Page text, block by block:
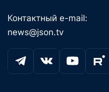
Контактный e-mail:
news@json.tv